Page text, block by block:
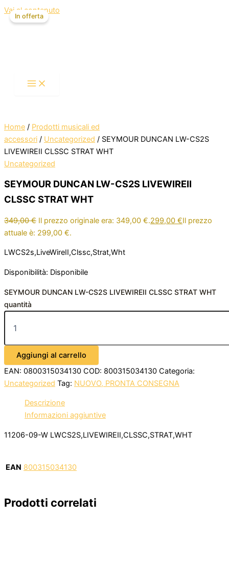
Vai al contenuto
In offerta
Home / Prodotti musicali ed
accessori / Uncategorized / SEYMOUR DUNCAN LW-CS2S
LIVEWIREII CLSSC STRAT WHT
Uncategorized
SEYMOUR DUNCAN LW-CS2S LIVEWIREII
CLSSC STRAT WHT
349,00€ Il prezzo originale era: 349,00 €.299,00 €Il prezzo
attuale è: 299,00 €.
LWCS2s,LiveWireII,Clssc,Strat,Wht
Disponibilità: Disponibile
SEYMOUR DUNCAN LW-CS2S LIVEWIREII CLSSC STRAT WHT
quantità
Aggiungi al carrello
EAN: 0800315034130 COD: 800315034130 Categoria:
Uncategorized Tag: NUOVO, PRONTA CONSEGNA
Descrizione
Informazioni aggiuntive
11206-09-W LWCS2S,LIVEWIREII,CLSSC,STRAT,WHT
EAN 800315034130
Prodotti correlati